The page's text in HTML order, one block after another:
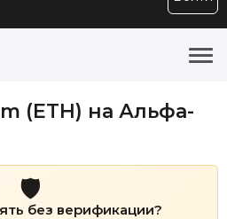
(ETH) на Альфа-
🛡️
без верификации?